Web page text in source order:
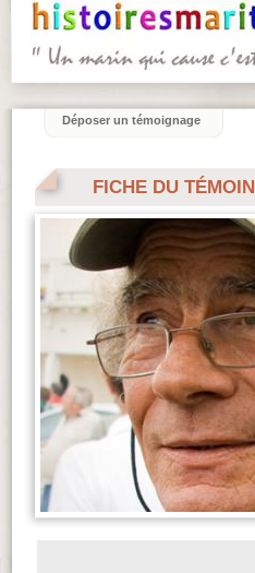
FICHE DU TÉMOIN
Déposer un témoignage